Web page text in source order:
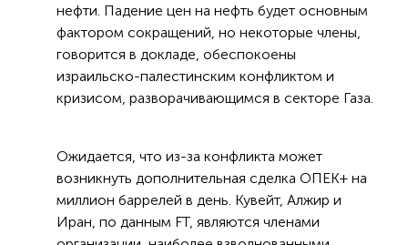
нефти. Падение цен на нефть будет основным
фактором сокращений, но некоторые члены,
говорится в докладе, обеспокоены
израильско-палестинским конфликтом и
кризисом, разворачивающимся в секторе Газа.
Ожидается, что из-за конфликта может
возникнуть дополнительная сделка ОПЕК+ на
миллион баррелей в день. Кувейт, Алжир и
Иран, по данным FT, являются членами